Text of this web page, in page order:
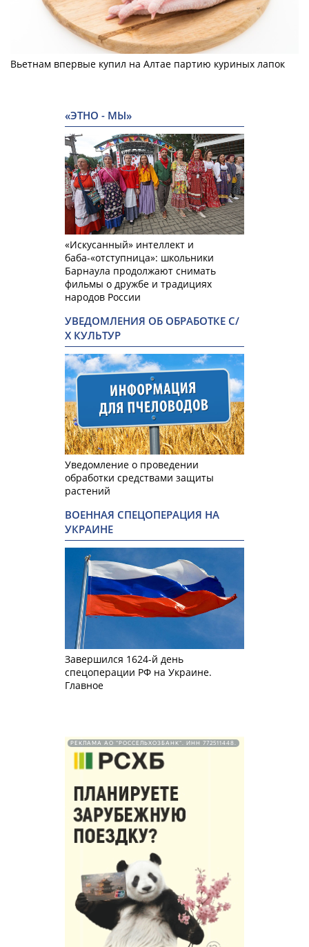
Вьетнам впервые купил на Алтае партию куриных лапок
«ЭТНО - МЫ»
«Искусанный» интеллект и
баба-«отступница»: школьники
Барнаула продолжают снимать
фильмы о дружбе и традициях
народов России
УВЕДОМЛЕНИЯ ОБ ОБРАБОТКЕ С/
Х КУЛЬТУР
Уведомление о проведении
обработки средствами защиты
растений
ВОЕННАЯ СПЕЦОПЕРАЦИЯ НА
УКРАИНЕ
Завершился 1624-й день
спецоперации РФ на Украине.
Главное
РЕКЛАМА АО "РОССЕЛЬХОЗБАНК". ИНН 772511448.